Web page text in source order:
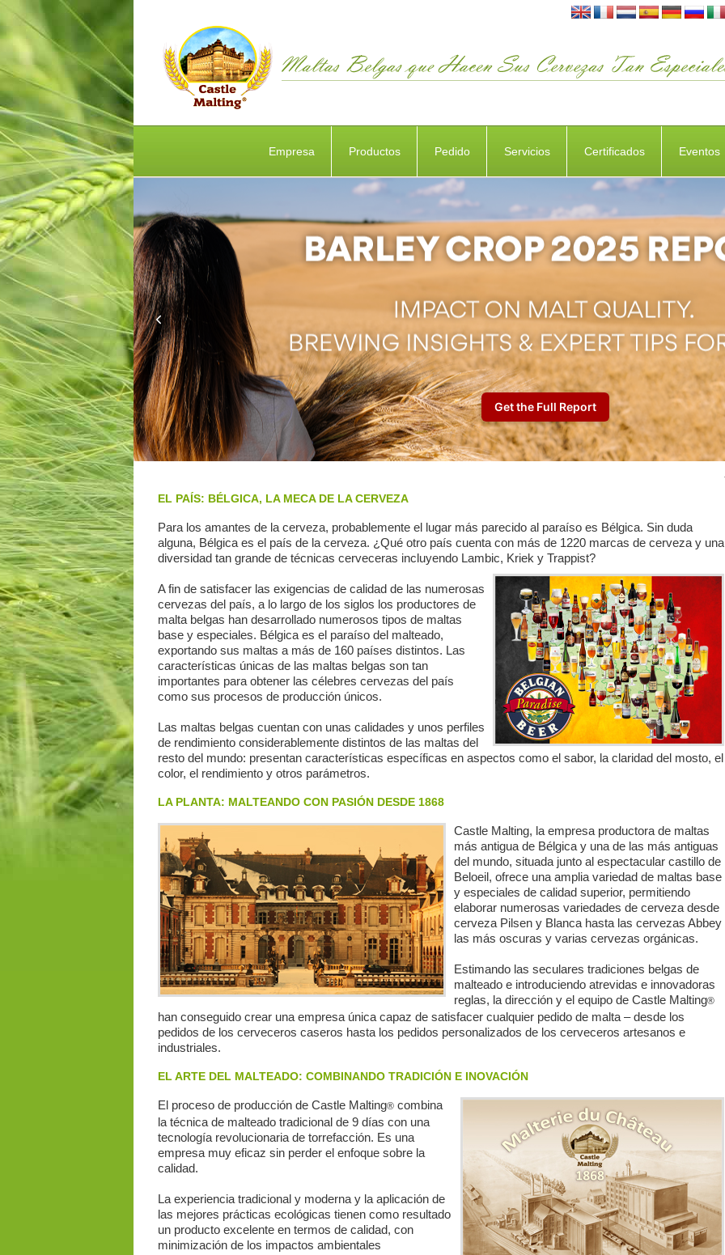
Empresa Productos Pedido Servicios Certificados Eventos
EL PAÍS: BÉLGICA, LA MECA DE LA CERVEZA
Para los amantes de la cerveza, probablemente el lugar más parecido al paraíso es Bélgica. Sin duda
alguna, Bélgica es el país de la cerveza. ¿Qué otro país cuenta con más de 1220 marcas de cerveza y una
diversidad tan grande de técnicas cerveceras incluyendo Lambic, Kriek y Trappist?
A fin de satisfacer las exigencias de calidad de las numerosas
cervezas del país, a lo largo de los siglos los productores de
malta belgas han desarrollado numerosos tipos de maltas
base y especiales. Bélgica es el paraíso del malteado,
exportando sus maltas a más de 160 países distintos. Las
características únicas de las maltas belgas son tan
importantes para obtener las célebres cervezas del país
como sus procesos de producción únicos.
Las maltas belgas cuentan con unas calidades y unos perfiles
de rendimiento considerablemente distintos de las maltas del
resto del mundo: presentan características específicas en aspectos como el sabor, la claridad del mosto, el
color, el rendimiento y otros parámetros.
LA PLANTA: MALTEANDO CON PASIÓN DESDE 1868
Castle Malting, la empresa productora de maltas
más antigua de Bélgica y una de las más antiguas
del mundo, situada junto al espectacular castillo de
Beloeil, ofrece una amplia variedad de maltas base
y especiales de calidad superior, permitiendo
elaborar numerosas variedades de cerveza desde
cerveza Pilsen y Blanca hasta las cervezas Abbey
las más oscuras y varias cervezas orgánicas.
Estimando las seculares tradiciones belgas de
malteado e introduciendo atrevidas e innovadoras
reglas, la dirección y el equipo de Castle Malting®
han conseguido crear una empresa única capaz de satisfacer cualquier pedido de malta – desde los
pedidos de los cerveceros caseros hasta los pedidos personalizados de los cerveceros artesanos e
industriales.
EL ARTE DEL MALTEADO: COMBINANDO TRADICIÓN E INOVACIÓN
El proceso de producción de Castle Malting®combina
la técnica de malteado tradicional de 9 días con una
tecnología revolucionaria de torrefacción. Es una
empresa muy eficaz sin perder el enfoque sobre la
calidad.
La experiencia tradicional y moderna y la aplicación de
las mejores prácticas ecológicas tienen como resultado
un producto excelente en termos de calidad, con
minimización de los impactos ambientales